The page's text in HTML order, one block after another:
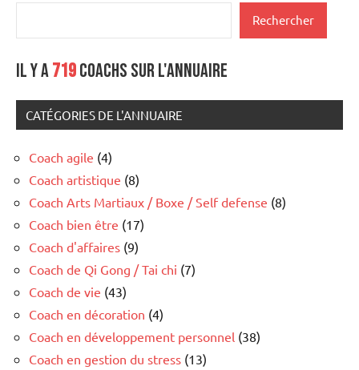
Rechercher
Il y a719coachs sur l'annuaire
CATÉGORIES DE L'ANNUAIRE
Coach agile (4)
Coach artistique (8)
Coach Arts Martiaux / Boxe / Self defense (8)
Coach bien être (17)
Coach d'affaires (9)
Coach de Qi Gong / Tai chi (7)
Coach de vie (43)
Coach en décoration (4)
Coach en développement personnel (38)
Coach en gestion du stress (13)